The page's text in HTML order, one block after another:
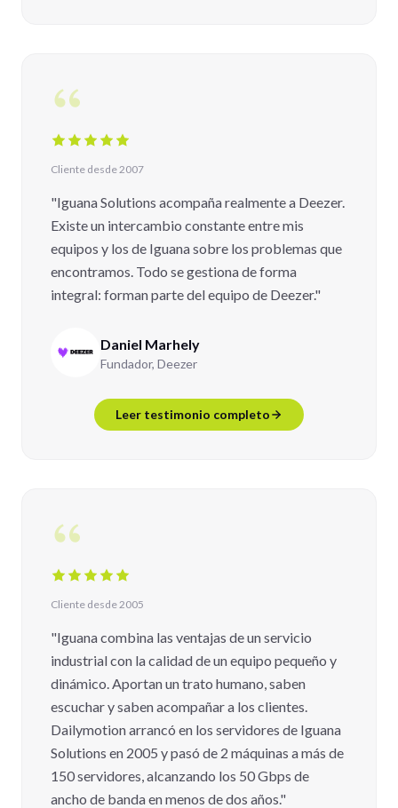
Cliente desde 2007
"Iguana Solutions acompaña realmente a Deezer.
Existe un intercambio constante entre mis
equipos y los de Iguana sobre los problemas que
encontramos. Todo se gestiona de forma
integral: forman parte del equipo de Deezer."
Daniel Marhely
Fundador, Deezer
Leer testimonio completo
Cliente desde 2005
"Iguana combina las ventajas de un servicio
industrial con la calidad de un equipo pequeño y
dinámico. Aportan un trato humano, saben
escuchar y saben acompañar a los clientes.
Dailymotion arrancó en los servidores de Iguana
Solutions en 2005 y pasó de 2 máquinas a más de
150 servidores, alcanzando los 50 Gbps de
ancho de banda en menos de dos años."